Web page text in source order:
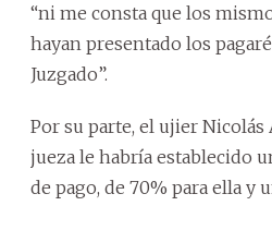
“ni me consta que los
hayan presentado los
Juzgado”.
Por su parte, el ujier
jueza le habría establecido
de pago, de 70% para ella y